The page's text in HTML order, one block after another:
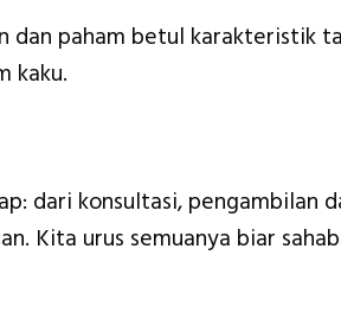
dan paham betul karakteristik
kaku.
dari konsultasi, pengambilan
Kita urus semuanya biar